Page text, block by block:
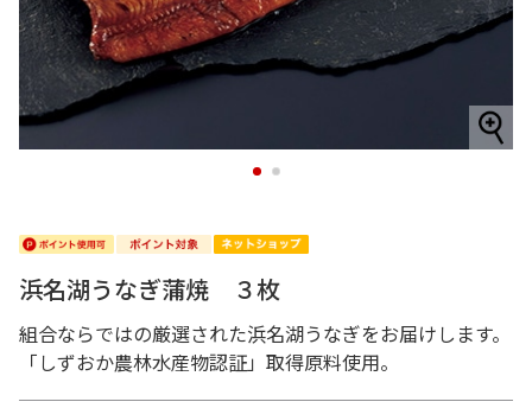
1 2
浜名湖うなぎ蒲焼 ３枚
組合ならではの厳選された浜名湖うなぎをお届けします。
「しずおか農林水産物認証」取得原料使用。